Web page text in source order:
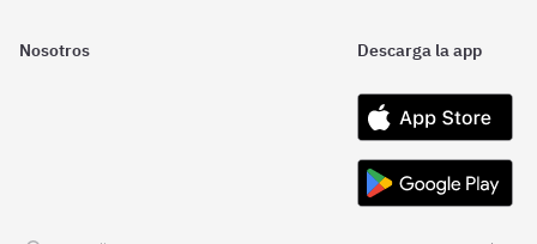
Nosotros Descarga la app